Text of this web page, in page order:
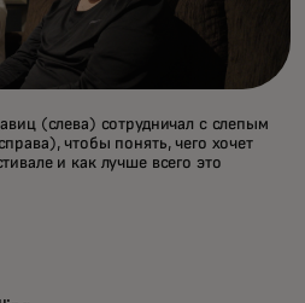
(слева) сотрудничал с слепым
чтобы понять, чего хочет
и как лучше всего это